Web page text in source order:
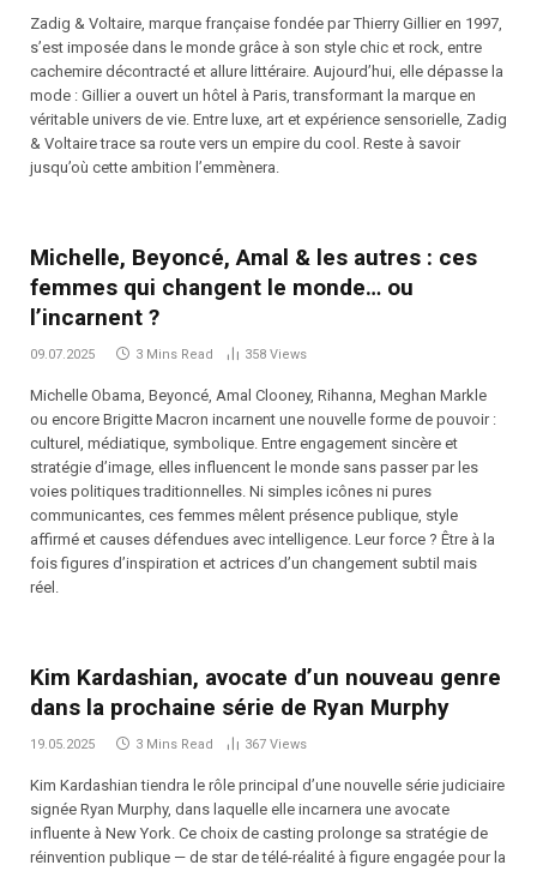
Zadig & Voltaire, marque française fondée par Thierry Gillier en 1997,
s’est imposée dans le monde grâce à son style chic et rock, entre
cachemire décontracté et allure littéraire. Aujourd’hui, elle dépasse la
mode : Gillier a ouvert un hôtel à Paris, transformant la marque en
véritable univers de vie. Entre luxe, art et expérience sensorielle, Zadig
& Voltaire trace sa route vers un empire du cool. Reste à savoir
jusqu’où cette ambition l’emmènera.
Michelle, Beyoncé, Amal & les autres : ces
femmes qui changent le monde… ou
l’incarnent ?
09.07.2025 3 Mins Read 358 Views
Michelle Obama, Beyoncé, Amal Clooney, Rihanna, Meghan Markle
ou encore Brigitte Macron incarnent une nouvelle forme de pouvoir :
culturel, médiatique, symbolique. Entre engagement sincère et
stratégie d’image, elles influencent le monde sans passer par les
voies politiques traditionnelles. Ni simples icônes ni pures
communicantes, ces femmes mêlent présence publique, style
affirmé et causes défendues avec intelligence. Leur force ? Être à la
fois figures d’inspiration et actrices d’un changement subtil mais
réel.
Kim Kardashian, avocate d’un nouveau genre
dans la prochaine série de Ryan Murphy
19.05.2025 3 Mins Read 367 Views
Kim Kardashian tiendra le rôle principal d’une nouvelle série judiciaire
signée Ryan Murphy, dans laquelle elle incarnera une avocate
influente à New York. Ce choix de casting prolonge sa stratégie de
réinvention publique — de star de télé-réalité à figure engagée pour la